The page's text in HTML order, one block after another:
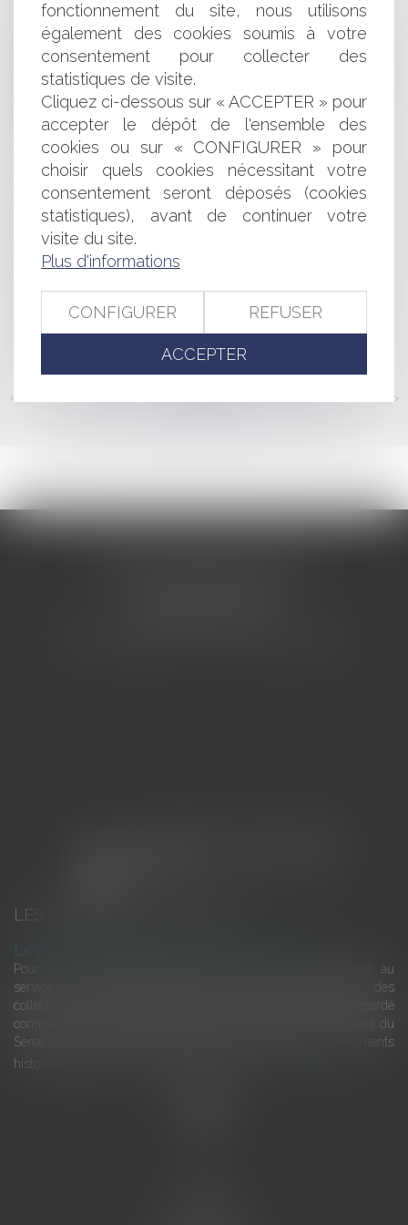
liste électorale ?
Dissolution d'une société civile : la durée du mandat du
liquidateur amiable n'est pas limitée
Parution du décret sur l’interdiction des plastiques à
usage unique: une nouvelle étape dans l'interdiction du
plastique
Le bornage
Vente immobilière : devoir d'information de l'agent
immobilier sur la présence de mérules
Avis conforme de l’ACPR et procédure collective d’un
établissement financier
Arrêté du 23 décembre 2019 relatif à la fixation du taux
de l'intérêt légal
L'autorité territoriale doit rappeler aux adjoints le
nécessaire respect du volume horaire des agents
<< >>
LES DERNIÈRES ACTUALITÉS
Le joug léger des monuments historiques
Pour une gestion patrimoniale des monuments historiques au
service du développement économique et touristique des
collectivités Le monument historique a longtemps été regardé
comme une charge. Le rapport que la commission de la culture du
Sénat a consacré, en juillet 2026, à la gestion des monuments
historiques invite à y voir aussi une ressour...
fonctionnement du site, nous utilisons
également des cookies soumis à votre
consentement pour collecter des
statistiques de visite.
Cliquez ci-dessous sur « ACCEPTER » pour
accepter le dépôt de l'ensemble des
cookies ou sur « CONFIGURER » pour
choisir quels cookies nécessitant votre
consentement seront déposés (cookies
statistiques), avant de continuer votre
visite du site.
Plus d'informations
CONFIGURER REFUSER
ACCEPTER